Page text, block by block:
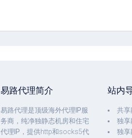
易路代理简介
易路代理是顶级海外代理IP服
务商，纯净独静态机房和住宅
代理IP ，提供http和socks5代
站内
共享
独享
独享